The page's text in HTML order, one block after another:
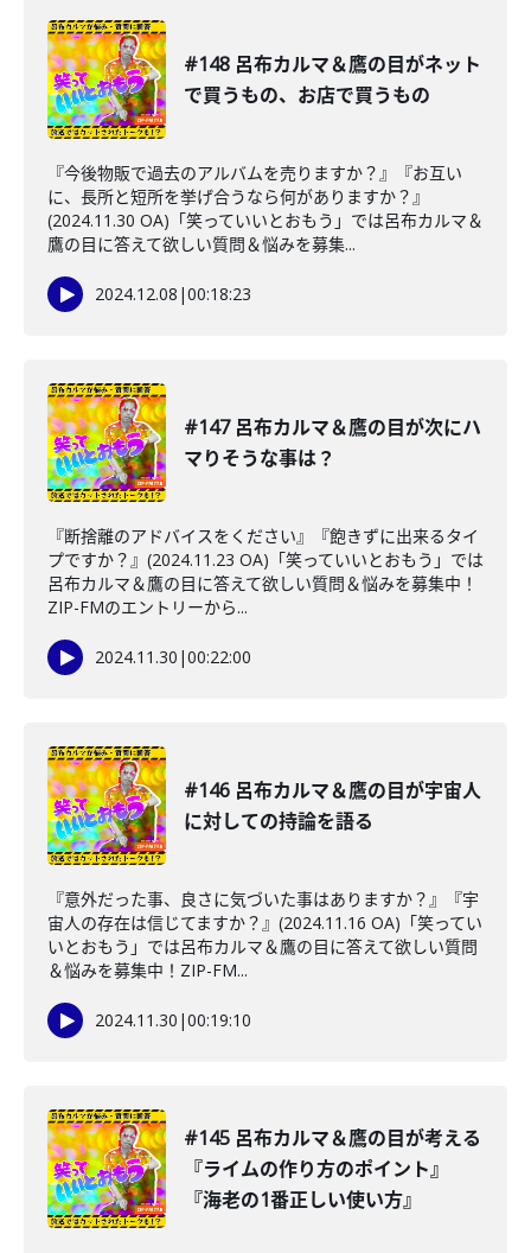
#148 呂布カルマ＆鷹の目がネット
で買うもの、お店で買うもの
『今後物販で過去のアルバムを売りますか？』『お互い
に、長所と短所を挙げ合うなら何がありますか？』
(2024.11.30 OA)「笑っていいとおもう」では呂布カルマ＆
鷹の目に答えて欲しい質問＆悩みを募集...
2024.12.08 |00:18:23
#147 呂布カルマ＆鷹の目が次にハ
マりそうな事は？
『断捨離のアドバイスをください』『飽きずに出来るタイ
プですか？』(2024.11.23 OA)「笑っていいとおもう」では
呂布カルマ＆鷹の目に答えて欲しい質問＆悩みを募集中！
ZIP-FMのエントリーから...
2024.11.30 |00:22:00
#146 呂布カルマ＆鷹の目が宇宙人
に対しての持論を語る
『意外だった事、良さに気づいた事はありますか？』『宇
宙人の存在は信じてますか？』(2024.11.16 OA)「笑ってい
いとおもう」では呂布カルマ＆鷹の目に答えて欲しい質問
＆悩みを募集中！ZIP-FM...
2024.11.30 |00:19:10
#145 呂布カルマ＆鷹の目が考える
『ライムの作り方のポイント』
『海老の1番正しい使い方』